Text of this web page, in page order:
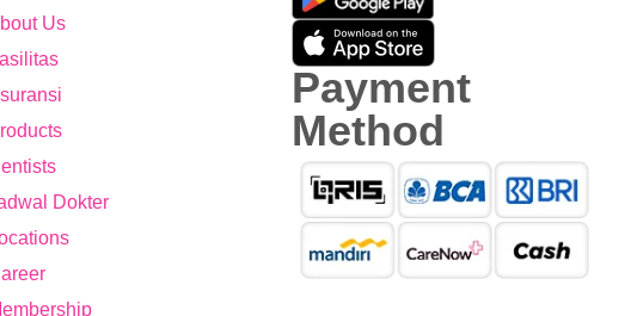
Us
Dokter
Payment
Method